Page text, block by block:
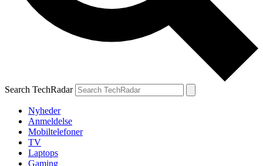
Search TechRadar
Nyheder
Anmeldelse
Mobiltelefoner
TV
Laptops
Gaming